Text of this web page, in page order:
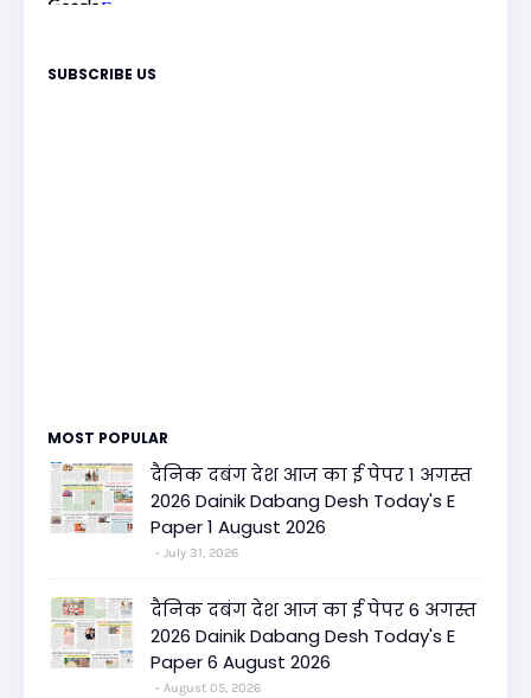
SUBSCRIBE US
MOST POPULAR
दैनिक दबंग देश आज का ई पेपर 1 अगस्त
2026 Dainik Dabang Desh Today's E
Paper 1 August 2026
July 31, 2026
दैनिक दबंग देश आज का ई पेपर 6 अगस्त
2026 Dainik Dabang Desh Today's E
Paper 6 August 2026
August 05, 2026